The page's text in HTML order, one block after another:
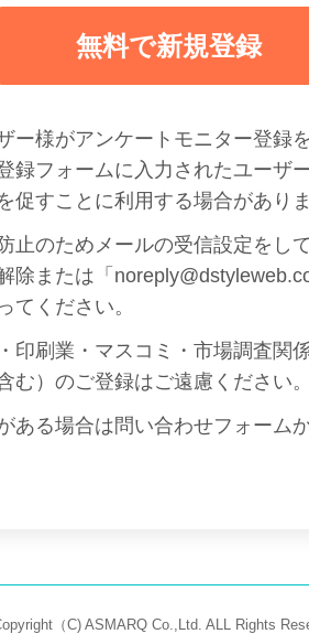
無料で新規登録
ー様がアンケートモニター登録
録フォームに入力されたユーザ
促すことに利用する場合があり
止のためメールの受信設定をし
除または「
てください。
印刷業・マスコミ・市場調査関
む）のご登録はご遠慮ください
ある場合は問い合わせフォーム
（C) ASMARQ Co.,Ltd. ALL Rights